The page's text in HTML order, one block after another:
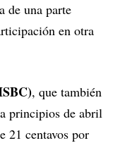
de una parte
en otra
, que también
principios de abril
21 centavos por